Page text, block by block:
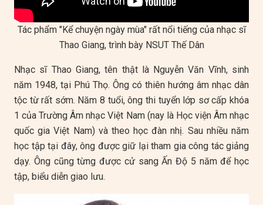
Tác phẩm "Kể chuyện ngày mùa" rất nổi tiếng của nhạc sĩ
Thao Giang, trình bày NSUT Thế Dân
Nhạc sĩ Thao Giang, tên thật là Nguyễn Văn Vĩnh, sinh
năm 1948, tại Phú Thọ. Ông có thiên hướng âm nhạc dân
tộc từ rất sớm. Năm 8 tuổi, ông thi tuyển lớp sơ cấp khóa
1 của Trường Âm nhạc Việt Nam (nay là Học viện Âm nhạc
quốc gia Việt Nam) và theo học đàn nhị. Sau nhiều năm
học tập tại đây, ông được giữ lại tham gia công tác giảng
dạy. Ông cũng từng được cử sang Ấn Độ 5 năm để học
tập, biểu diễn giao lưu.